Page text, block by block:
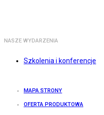
NASZE WYDARZENIA
Szkolenia i konferencje
MAPA STRONY
OFERTA PRODUKTOWA